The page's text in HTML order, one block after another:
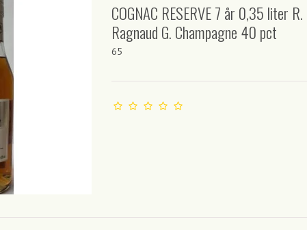
COGNAC RESERVE 7 år 0,35 liter R.
Ragnaud G. Champagne 40 pct
65